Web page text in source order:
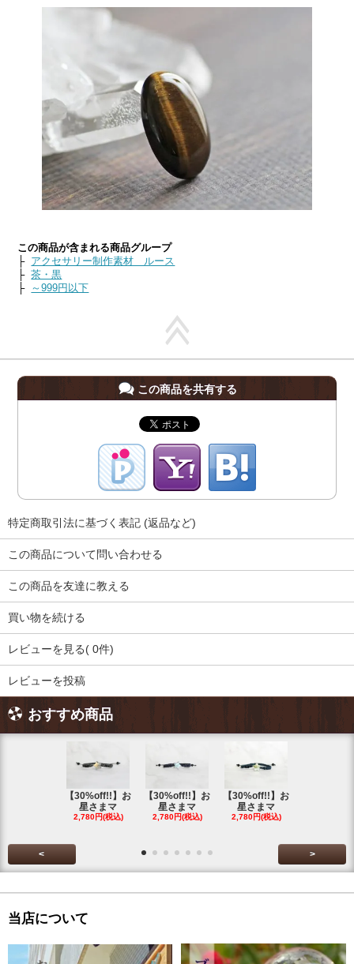
この商品が含まれる商品グループ
├ アクセサリー制作素材 ルース
├茶・黒
├
～999円以下
この商品を共有する
特定商取引法に基づく表記 (返品など)
この商品について問い合わせる
この商品を友達に教える
買い物を続ける
レビューを見る( 0件)
レビューを投稿
おすすめ商品
【30%off!!】お
星さまマ
2,780円(税込)
【30%off!!】お
星さまマ
2,780円(税込)
【30%off!!】お
星さまマ
2,780円(税込)
< >
当店について